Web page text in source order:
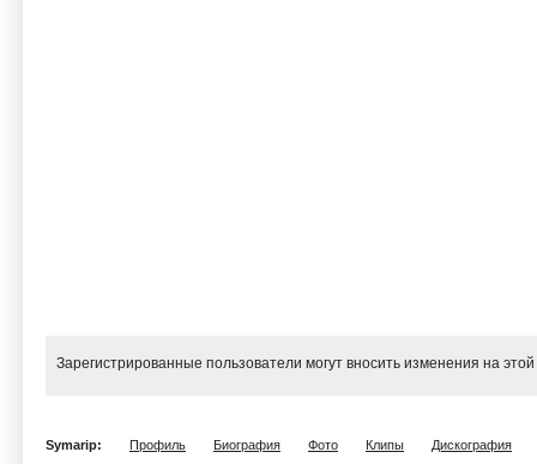
Зарегистрированные пользователи могут вносить изменения на
Symarip: Профиль Биография Фото Клипы Дискография